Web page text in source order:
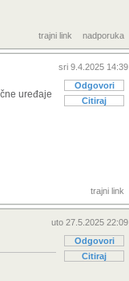
trajni link nadporuka
sri 9.4.2025 14:39
Odgovori
Citiraj
uređaje
trajni link
uto 27.5.2025 22:09
Odgovori
Citiraj